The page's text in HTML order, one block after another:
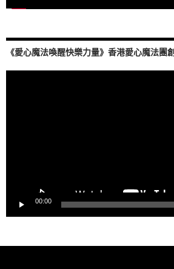
《愛心魔法喚醒快樂力量》香港愛心魔法團
00:00